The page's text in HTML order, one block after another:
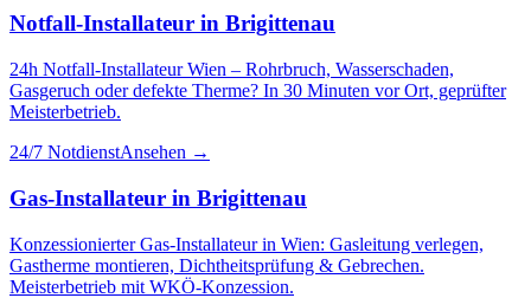
Notfall-Installateur in Brigittenau
24h Notfall-Installateur Wien – Rohrbruch, Wasserschaden,
Gasgeruch oder defekte Therme? In 30 Minuten vor Ort, geprüfter
Meisterbetrieb.
24/7 NotdienstAnsehen →
Gas-Installateur in Brigittenau
Konzessionierter Gas-Installateur in Wien: Gasleitung verlegen,
Gastherme montieren, Dichtheitsprüfung & Gebrechen.
Meisterbetrieb mit WKÖ-Konzession.